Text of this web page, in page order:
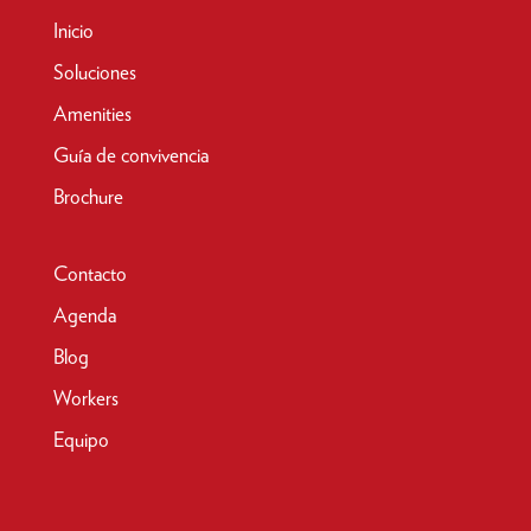
Inicio
Soluciones
Amenities
Guía de convivencia
Brochure
Contacto
Agenda
Blog
Workers
Equipo